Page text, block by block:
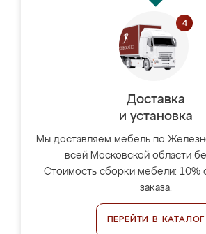
Доставка
и установка
Мы доставляем мебель по
всей Московской области
Стоимость сборки мебели: 10%
заказа.
ПЕРЕЙТИ В КАТАЛОГ